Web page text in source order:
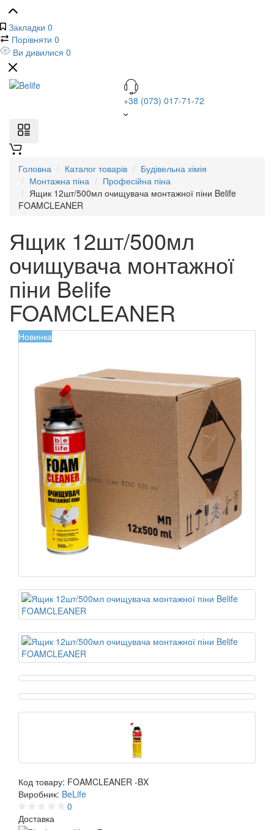
Закладки 0
Порівняти 0
Ви дивилися 0
+38 (073) 017-71-72
Головна Каталог товарів
Будівельна хімія
Монтажна піна
Професійна піна
Ящик 12шт/500мл очищувача монтажної піни Belife
FOAMCLEАNER
Ящик 12шт/500мл
очищувача монтажної
піни Belife
FOAMCLEАNER
Новинка
Код товару: FOAMCLEANER -BX
Виробник: BeLife
0
Доставка